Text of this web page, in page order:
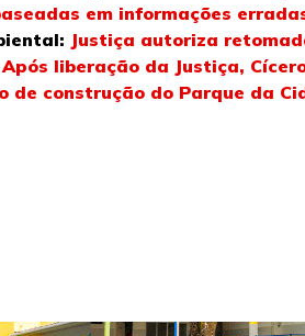
em informações
Justiça autoriza
Após liberação da Justiça,
de construção do Parque da